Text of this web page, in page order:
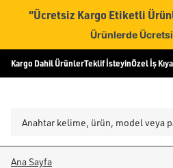
“Ücretsiz Kargo Etiketli
Ürünlerde
Kargo Dahil ÜrünlerTeklif İsteyinÖzel İş
Ana Sayfa